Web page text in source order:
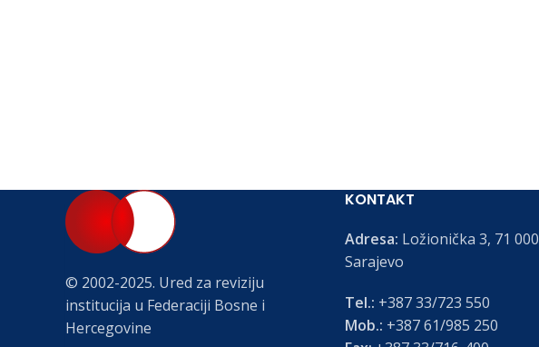
© 2002-2025. Ured za reviziju
institucija u Federaciji Bosne i
Hercegovine
KONTAKT
Adresa: Ložionička 3, 71 000
Sarajevo
Tel.: +387 33/723 550
Mob.: +387 61/985 250